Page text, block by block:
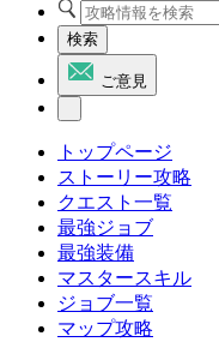
検索
ご意見
トップページ
ストーリー攻略
クエスト一覧
最強ジョブ
最強装備
マスタースキル
ジョブ一覧
マップ攻略